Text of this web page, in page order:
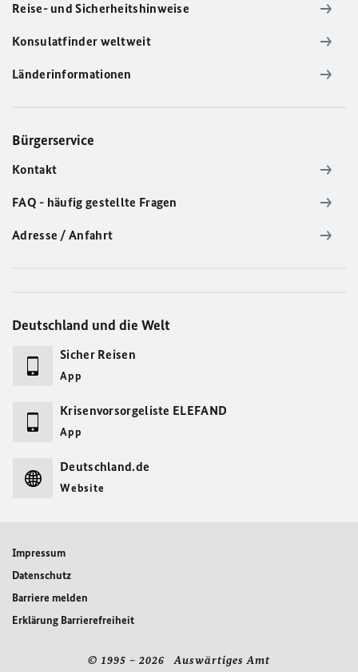
Reise- und Sicherheitshinweise
Konsulatfinder weltweit
Länderinformationen
Bürgerservice
Kontakt
FAQ - häufig gestellte Fragen
Adresse / Anfahrt
Deutschland und die Welt
Sicher Reisen
App
Krisenvorsorgeliste ELEFAND
App
Deutschland.de
Website
Impressum
Datenschutz
Barriere melden
Erklärung Barrierefreiheit
© 1995 – 2026 Auswärtiges Amt